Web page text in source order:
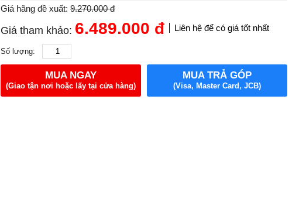
Giá hãng đề xuất: 9.270.000 đ
Giá tham khảo: 6.489.000 đ Liên hệ để có giá tốt nhất
Số lượng:
MUA NGAY
(Giao tận nơi hoặc lấy tại cửa hàng)
MUA TRẢ GÓP
(Visa, Master Card, JCB)